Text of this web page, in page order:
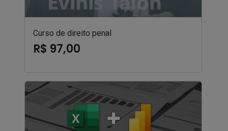
Curso de direito penal
R$ 97,00